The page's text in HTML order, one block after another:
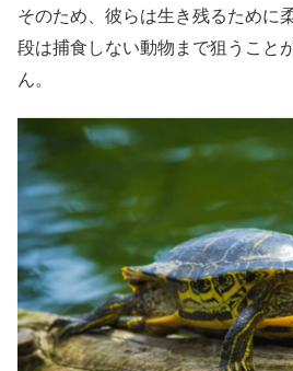
そのため、彼らは生き残るために
段は捕食しない動物まで狙うこと
ん。